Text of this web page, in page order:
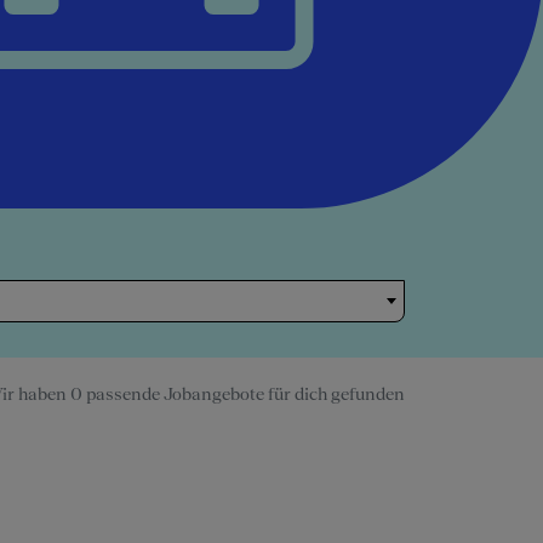
haben 0 passende Jobangebote für dich gefunden